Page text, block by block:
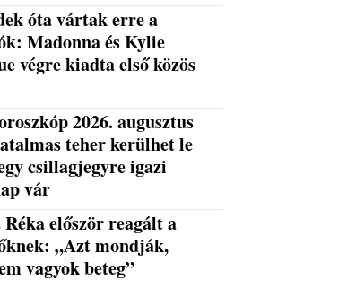
óta vártak erre a
Madonna és Kylie
végre kiadta első közös
2026. augusztus
teher kerülhet le
csillagjegyre igazi
vár
először reagált a
„Azt mondják,
vagyok beteg”